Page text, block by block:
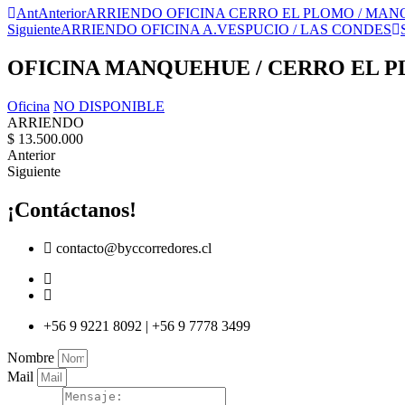
AntAnteriorARRIENDO OFICINA CERRO EL PLOMO /
SiguienteARRIENDO OFICINA A.VESPUCIO / LAS CONDES
OFICINA MANQUEHUE / CERRO EL
Oficina NO DISPONIBLE
ARRIENDO
$ 13.500.000
Anterior
Siguiente
¡Contáctanos!
contacto@byccorredores.cl
+56 9 9221 8092 | +56 9 7778 3499
Nombre
Mail